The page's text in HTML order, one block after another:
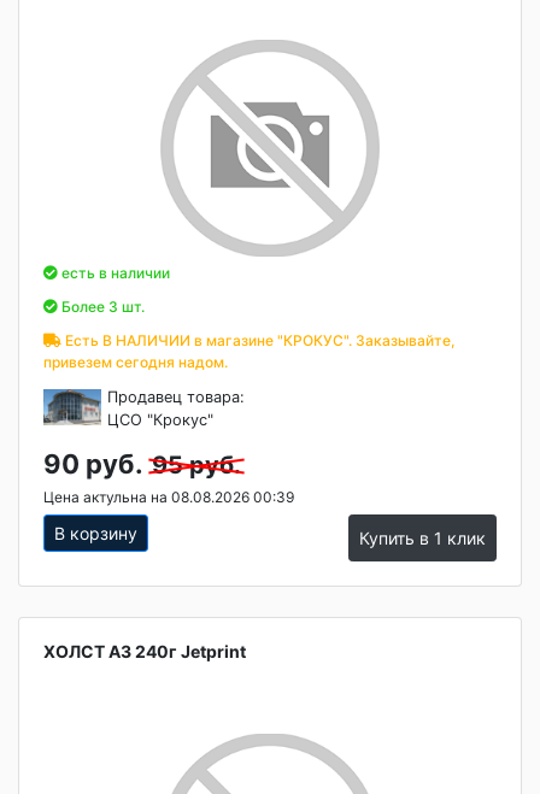
есть в наличии
Более 3 шт.
Есть В НАЛИЧИИ в магазине "КРОКУС". Заказывайте,
привезем сегодня надом.
Продавец товара:
ЦСО "Крокус"
90 руб. 95 руб.
Цена актульна на 08.08.2026 00:39
В корзину Купить в 1 клик
ХОЛСТ А3 240г Jetprint